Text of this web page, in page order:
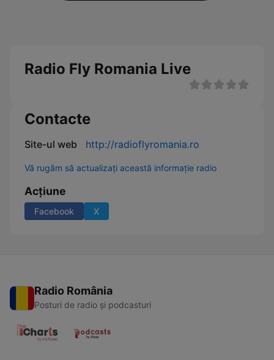
Radio Fly Romania Live
Contacte
Site-ul web http://radioflyromania.ro
Vă rugăm să actualizați această informație radio
Acțiune
Facebook X
Radio România
Posturi de radio și podcasturi